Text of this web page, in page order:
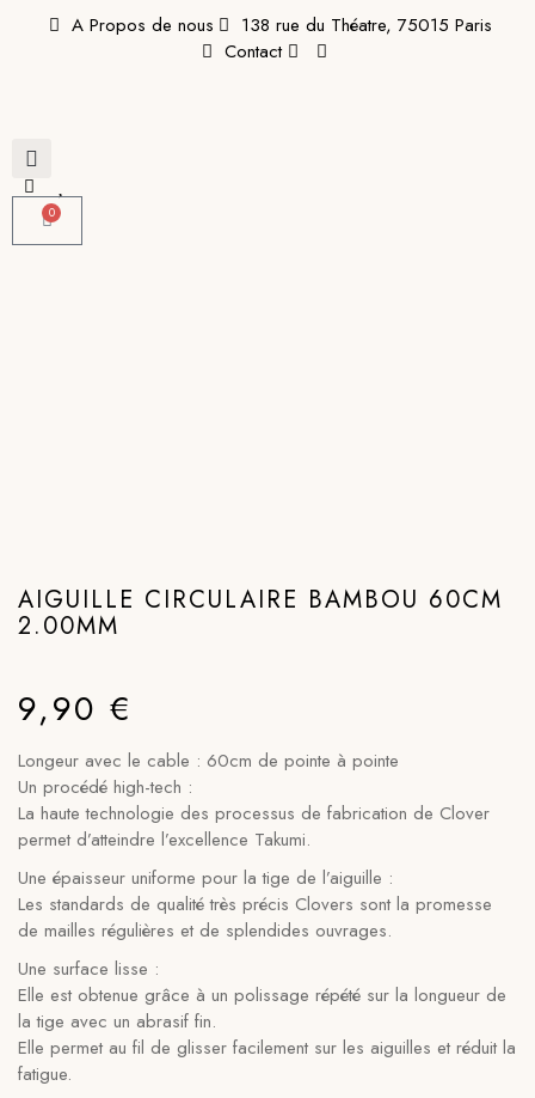
A Propos de nous
138 rue du Théatre, 75015 Paris
Contact
0
AIGUILLE CIRCULAIRE BAMBOU 60CM
2.00MM
9,90 €
Longeur avec le cable : 60cm de pointe à pointe
Un procédé high-tech :
La haute technologie des processus de fabrication de Clover
permet d’atteindre l’excellence Takumi.
Une épaisseur uniforme pour la tige de l’aiguille :
Les standards de qualité très précis Clovers sont la promesse
de mailles régulières et de splendides ouvrages.
Une surface lisse :
Elle est obtenue grâce à un polissage répété sur la longueur de
la tige avec un abrasif fin.
Elle permet au fil de glisser facilement sur les aiguilles et réduit la
fatigue.